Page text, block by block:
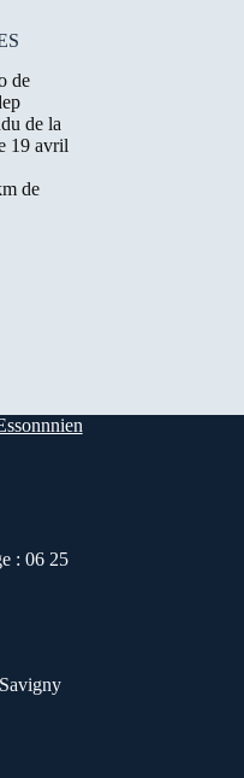
de
de la
19 avril
de
: 06 25